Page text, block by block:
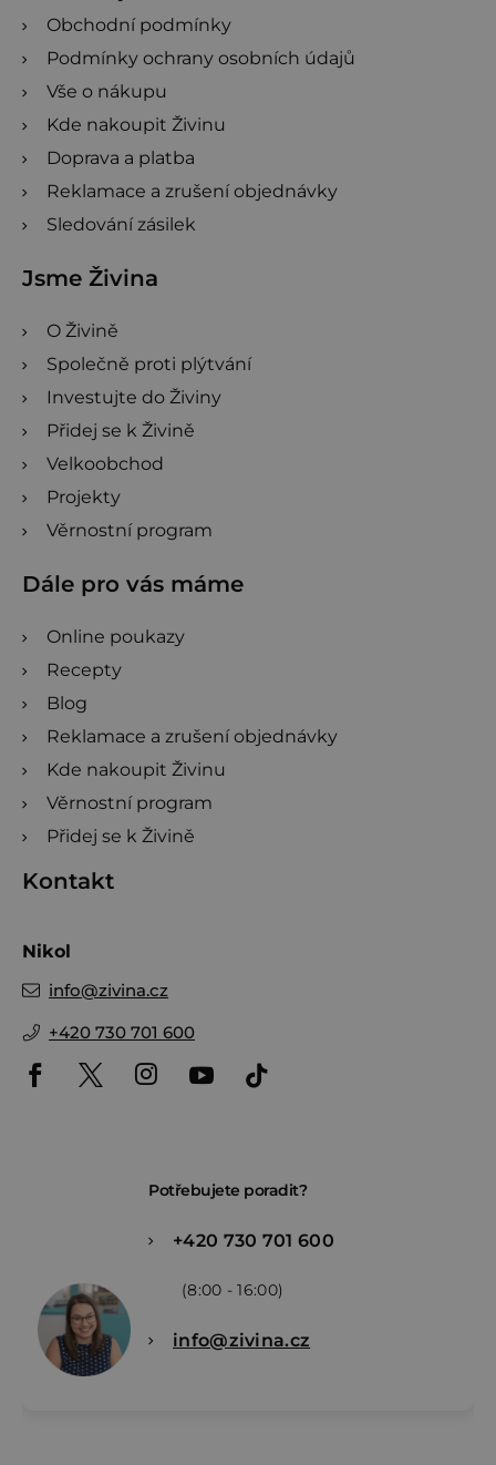
Obchodní podmínky
Podmínky ochrany osobních údajů
Vše o nákupu
Kde nakoupit Živinu
Doprava a platba
Reklamace a zrušení objednávky
Sledování zásilek
Jsme Živina
O Živině
Společně proti plýtvání
Investujte do Živiny
Přidej se k Živině
Velkoobchod
Projekty
Věrnostní program
Dále pro vás máme
Online poukazy
Recepty
Blog
Reklamace a zrušení objednávky
Kde nakoupit Živinu
Věrnostní program
Přidej se k Živině
Kontakt
Nikol
info@zivina.cz
+420 730 701 600
Potřebujete poradit?
+420 730 701 600
(8:00 - 16:00)
info@zivina.cz